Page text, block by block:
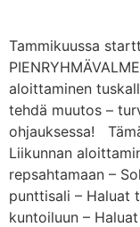
Tammikuussa
aloittaminen
tehdä muutos –
ohjauksessa!
Liikunnan
repsahtamaan –
punttisali – Haluat
kuntoiluun –